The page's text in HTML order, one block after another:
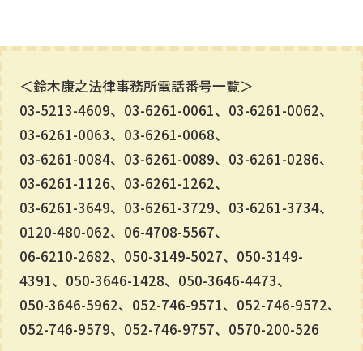
＜鈴木康之法律事務所電話番号一覧＞
03-5213-4609、03-6261-0061、03-6261-0062、
03-6261-0063、03-6261-0068、
03-6261-0084、03-6261-0089、03-6261-0286、
03-6261-1126、03-6261-1262、
03-6261-3649、03-6261-3729、03-6261-3734、
0120-480-062、06-4708-5567、
06-6210-2682、050-3149-5027、050-3149-
4391、050-3646-1428、050-3646-4473、
050-3646-5962、052-746-9571、052-746-9572、
052-746-9579、052-746-9757、0570-200-526